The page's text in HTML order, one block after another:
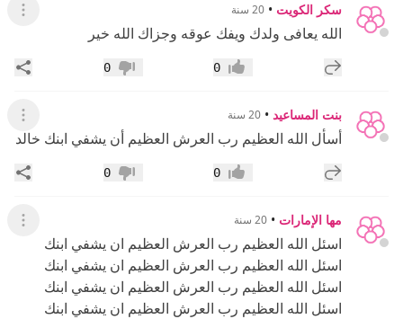
سكر الكويت • 20 سنة عرض
الله يعافى ولدك ويفك عوقه وجزاك الله خير
إضافة رد جديد إعجاب0 عدم إعجاب
0
بنت المساعيد • 20 سنة عرض
أسأل الله العظيم رب العرش العظيم أن يشفي ابنك خالد
إضافة رد جديد إعجاب0 عدم إعجاب
0
مها الإمارات • 20 سنة عرض
اسئل الله العظيم رب العرش العظيم ان يشفي ابنك
اسئل الله العظيم رب العرش العظيم ان يشفي ابنك
اسئل الله العظيم رب العرش العظيم ان يشفي ابنك
اسئل الله العظيم رب العرش العظيم ان يشفي ابنك